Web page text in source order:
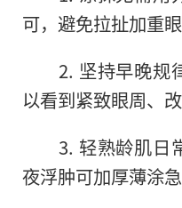
可，避免拉扯加重眼
2. 坚持早晚规
以看到紧致眼周、
3. 轻熟龄肌日
夜浮肿可加厚薄涂急